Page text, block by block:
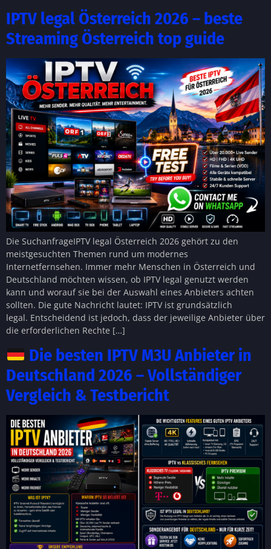
IPTV legal Österreich 2026 – beste
Streaming Österreich top guide
Die SuchanfrageIPTV legal Österreich 2026 gehört zu den
meistgesuchten Themen rund um modernes
Internetfernsehen. Immer mehr Menschen in Österreich und
Deutschland möchten wissen, ob IPTV legal genutzt werden
kann und worauf sie bei der Auswahl eines Anbieters achten
sollten. Die gute Nachricht lautet: IPTV ist grundsätzlich
legal. Entscheidend ist jedoch, dass der jeweilige Anbieter über
die erforderlichen Rechte […]
Die besten IPTV M3U Anbieter in
Deutschland 2026 – Vollständiger
Vergleich & Testbericht